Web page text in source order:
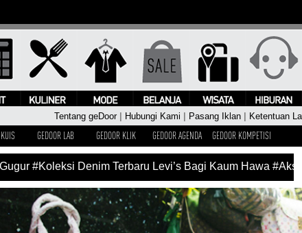
Tentang geDoor| Hubungi Kami Pasang Iklan Ketentuan
GEDOOR LAB GEDOOR KLIK GEDOOR AGENDA GEDOOR KOMPETISI
#Koleksi Denim Terbaru Levi’s Bagi Kaum Hawa #Aksi